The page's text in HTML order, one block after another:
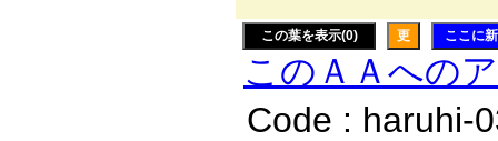
この葉を表示(0) 更 ここに
このＡＡへの
Code : haruhi-